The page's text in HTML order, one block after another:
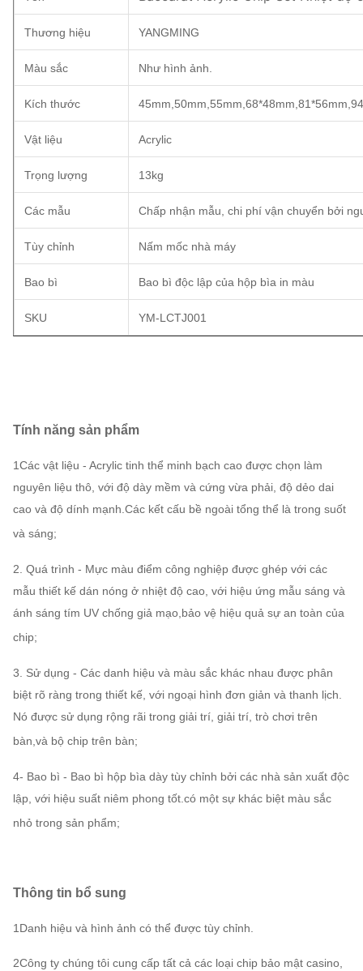
Thương hiệu YANGMING
Màu sắc Như hình ảnh.
Kích thước
Vật liệu Acrylic
Trọng lượng 13kg
Các mẫu Chấp nhận mẫu, chi phí vận chuyển bởi
Tùy chỉnh Nấm mốc nhà máy
Bao bì Bao bì độc lập của hộp bìa in màu
SKU YM-LCTJ001
Tính năng sản phẩm
1Các vật liệu - Acrylic tinh thể minh bạch cao được chọn làm
nguyên liệu thô, với độ dày mềm và cứng vừa phải, độ dẻo dai
cao và độ dính mạnh.Các kết cấu bề ngoài tổng thể là trong suốt
và sáng;
2. Quá trình - Mực màu điểm công nghiệp được ghép với các
mẫu thiết kế dán nóng ở nhiệt độ cao, với hiệu ứng mẫu sáng và
ánh sáng tím UV chống giả mạo,bảo vệ hiệu quả sự an toàn của
chip;
3. Sử dụng - Các danh hiệu và màu sắc khác nhau được phân
biệt rõ ràng trong thiết kế, với ngoại hình đơn giản và thanh lịch.
Nó được sử dụng rộng rãi trong giải trí, giải trí, trò chơi trên
bàn,và bộ chip trên bàn;
4- Bao bì - Bao bì hộp bìa dày tùy chỉnh bởi các nhà sản xuất độc
lập, với hiệu suất niêm phong tốt.có một sự khác biệt màu sắc
nhỏ trong sản phẩm;
Thông tin bổ sung
1Danh hiệu và hình ảnh có thể được tùy chỉnh.
2Công ty chúng tôi cung cấp tất cả các loại chip bảo mật casino,